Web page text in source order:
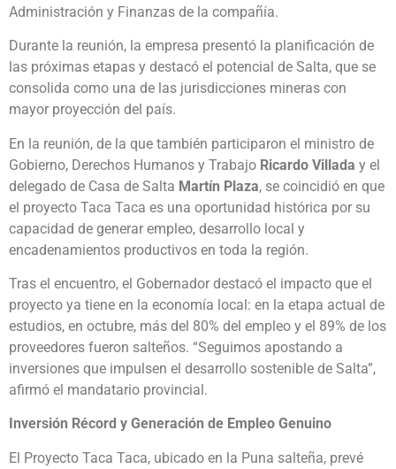
Administración y Finanzas de la compañía.
Durante la reunión, la empresa presentó la planificación de
las próximas etapas y destacó el potencial de Salta, que se
consolida como una de las jurisdicciones mineras con
mayor proyección del país.
En la reunión, de la que también participaron el ministro de
Gobierno, Derechos Humanos y Trabajo Ricardo Villada y el
delegado de Casa de Salta Martín Plaza, se coincidió en que
el proyecto Taca Taca es una oportunidad histórica por su
capacidad de generar empleo, desarrollo local y
encadenamientos productivos en toda la región.
Tras el encuentro, el Gobernador destacó el impacto que el
proyecto ya tiene en la economía local: en la etapa actual de
estudios, en octubre, más del 80% del empleo y el 89% de los
proveedores fueron salteños. “Seguimos apostando a
inversiones que impulsen el desarrollo sostenible de Salta”,
afirmó el mandatario provincial.
Inversión Récord y Generación de Empleo Genuino
El Proyecto Taca Taca, ubicado en la Puna salteña, prevé